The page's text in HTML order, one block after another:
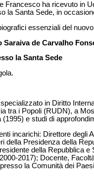
Francesco ha ricevuto in
la Santa Sede, in
essenziali del
de Carvalho
la Santa Sede
in Diritto
tra i Popoli (RUDN), a
e studi di
incarichi: Direttore
della Presidenza della
della Repubblica
2017); Docente,
la Comunità dei